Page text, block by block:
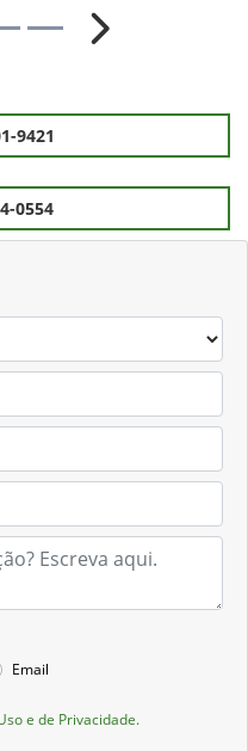
Email
e de Privacidade.
Próximo
9421
0554